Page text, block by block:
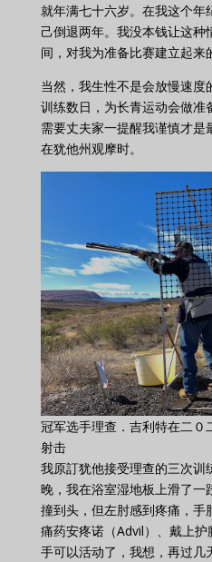
就年满七十六岁。在我这个年
己倒退两年。我没本钱让这种
间，对我为准备比赛建立起来
当然，我生性不是会放慢速度
训练数日，为长青运动会做准
需要丈夫家一提醒我谨慎才
在犹他州观摩时。
冠军选手理查．吉利特在二０
射击
我原訂犹他接受理查的三次训
晚，我在浴室湿地板上滑了一
撞到头，但左肘感到疼痛，手
痛药安疼诺（Advil）、戴上护
手可以活动了，我想，再过几